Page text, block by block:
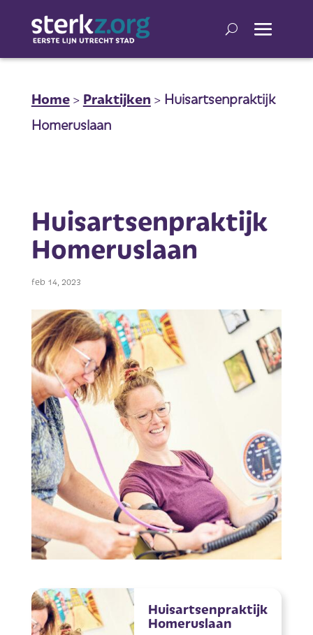
Home> Praktijken > Huisartsenpraktijk
Homeruslaan
Huisartsenpraktijk
Homeruslaan
feb 14, 2023
Huisartsenpraktijk
Homeruslaan